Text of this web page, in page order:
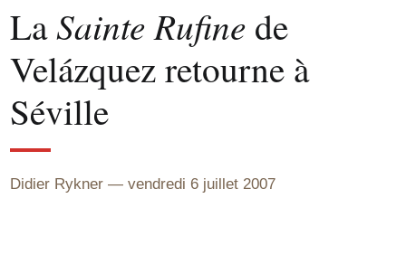
LaSainte Rufine de
Velázquez retourne à
Séville
Didier Rykner vendredi 6 juillet 2007